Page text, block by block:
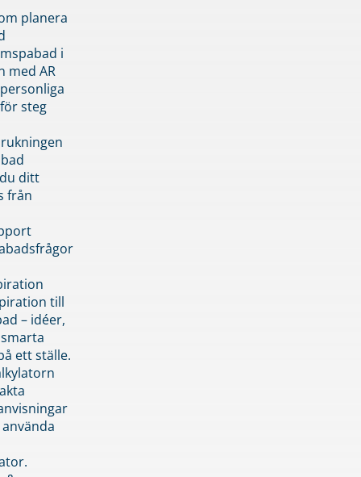
planera
i
med AR
steg
ditt
från
till
– idéer,
ett ställe.